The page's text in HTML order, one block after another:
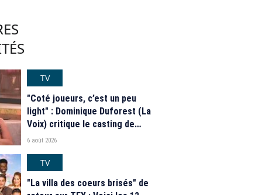
TV
"Coté joueurs, c’est un peu
light" : Dominique Duforest (La
Voix) critique le casting de
"Secret Story" 2026
6 août 2026
TV
"La villa des coeurs brisés" de